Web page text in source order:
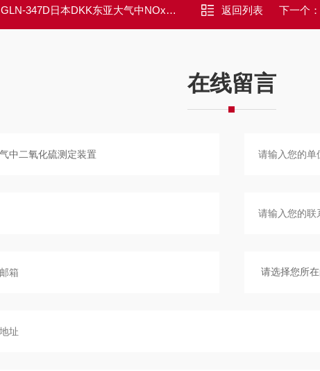
GLN-347D日本DKK东亚大气中NOx・SPM测量装置 返回列表 下一个：
在线留言